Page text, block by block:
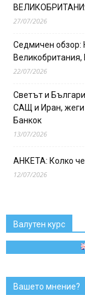
27/07/2026
Седмичен обзор:
Великобритания,
22/07/2026
Светът и
САЩ и Иран, жеги
Банкок
13/07/2026
АНКЕТА: Колко
12/07/2026
Валутен курс
Вашето мнение?